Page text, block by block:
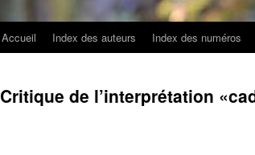
Accueil Index des auteurs Index des numéros
Critique de l’interprétation